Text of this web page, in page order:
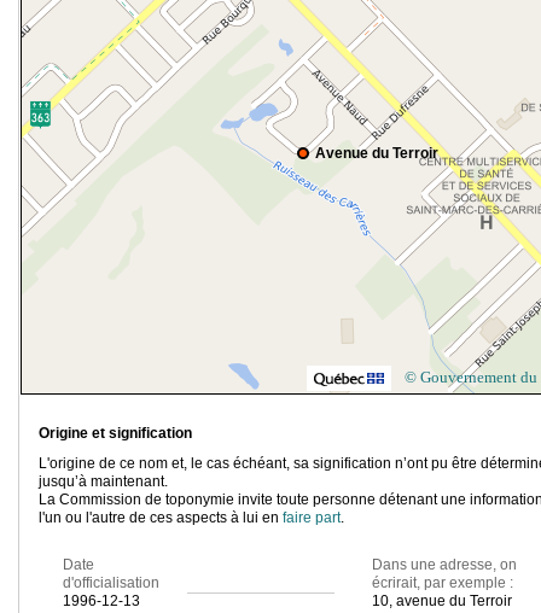
Avenue du Terroir
© Gouvernement du
Origine et signification
L'origine de ce nom et, le cas échéant, sa signification n’ont pu être
jusqu’à maintenant.
La Commission de toponymie invite toute personne détenant une
l'un ou l'autre de ces aspects à lui en faire part.
Date
d'officialisation
1996-12-13
Dans une adresse, on
écrirait, par exemple :
10, avenue du Terroir